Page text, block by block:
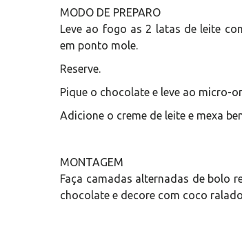
MODO DE PREPARO
Leve ao fogo as 2 latas de leite
em ponto mole.
Reserve.
Pique o chocolate e leve ao micro-
Adicione o creme de leite e mexa
MONTAGEM
Faça camadas alternadas de bolo
chocolate e decore com coco